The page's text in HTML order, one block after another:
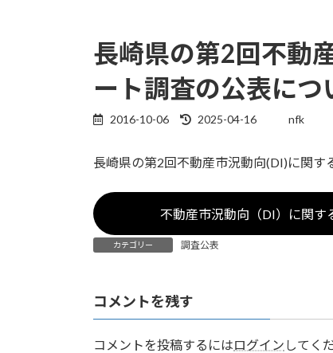
長崎県の第2回不動
ート調査の公表につ
2016-10-06
最
新
:
2025-04-16 nfk
長崎県の第2回不動産市況動向(DI)に関す
不動産市況動向（DI）に関す
カテゴリー 調査公表
コメントを残す
コメントを投稿するにはログイン してく